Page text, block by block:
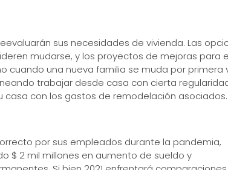
sus necesidades de vivienda. Las
mudarse, y los proyectos de mejoras para
cuando una nueva familia se muda por primera
trabajar desde casa con cierta
con los gastos de remodelación asociados.
por sus empleados durante la pandemia,
$ 2 mil millones en aumento de sueldo y